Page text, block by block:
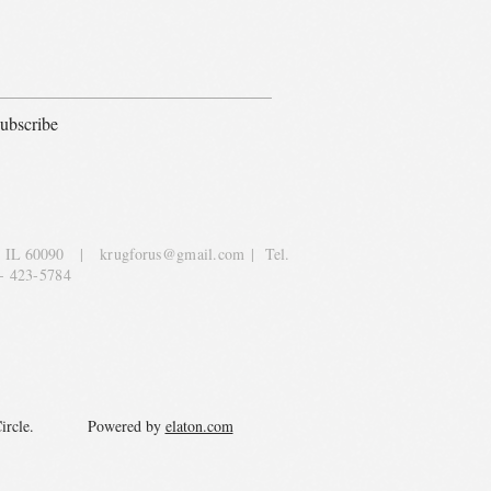
IL 60090 |krugforus@gmail.com | Tel.
423-5784
Circle. Powered by elaton.com